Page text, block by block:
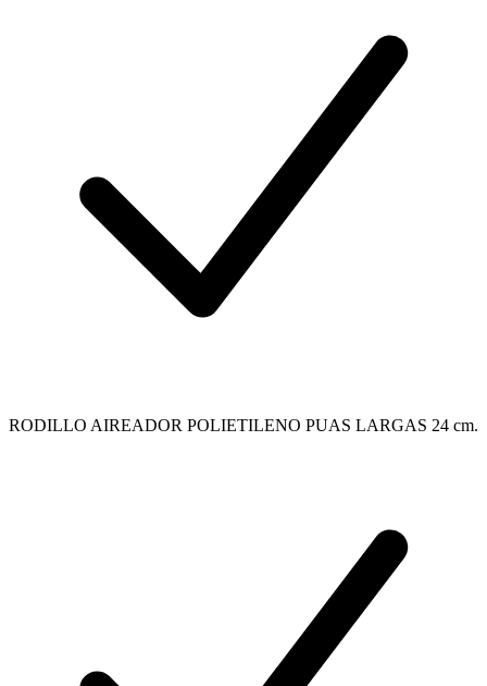
RODILLO AIREADOR POLIETILENO PUAS LARGAS 24 cm.